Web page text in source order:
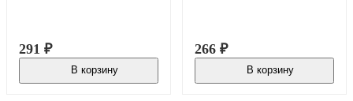
291 ₽
В корзину
266 ₽
В корзину